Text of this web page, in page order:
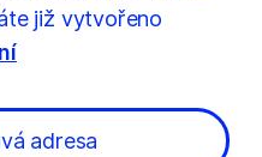
již vytvořeno